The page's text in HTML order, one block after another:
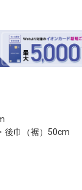
後巾（裾）50cm